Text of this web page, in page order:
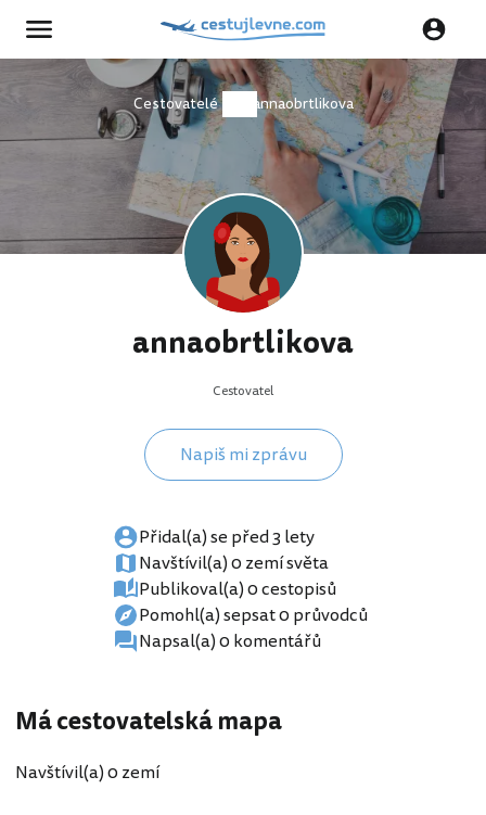
Cestovatelé annaobrtlikova
annaobrtlikova
Cestovatel
Napiš mi zprávu
Přidal(a) se před 3 lety
Navštívil(a) 0 zemí světa
Publikoval(a) 0 cestopisů
Pomohl(a) sepsat 0 průvodců
Napsal(a) 0 komentářů
Má cestovatelská mapa
Navštívil(a) 0 zemí